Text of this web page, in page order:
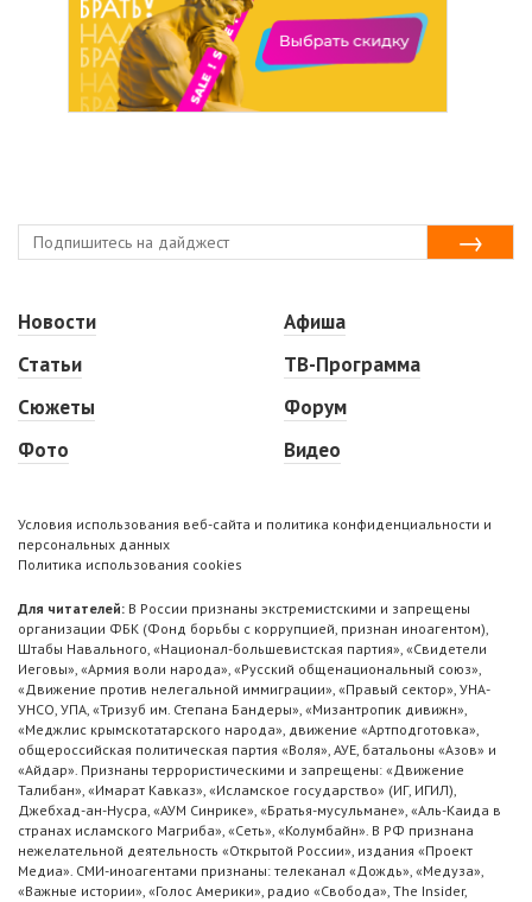
Новости
Статьи
Сюжеты
Фото
Афиша
ТВ-Программа
Форум
Видео
Условия использования веб-сайта и политика конфиденциальности и
персональных данных
Политика использования cookies
Для читателей: В России признаны экстремистскими и запрещены
организации ФБК (Фонд борьбы с коррупцией, признан иноагентом),
Штабы Навального, «Национал-большевистская партия», «Свидетели
Иеговы», «Армия воли народа», «Русский общенациональный союз»,
«Движение против нелегальной иммиграции», «Правый сектор», УНА-
УНСО, УПА, «Тризуб им. Степана Бандеры», «Мизантропик дивижн»,
«Меджлис крымскотатарского народа», движение «Артподготовка»,
общероссийская политическая партия «Воля», АУЕ, батальоны «Азов» и
«Айдар». Признаны террористическими и запрещены: «Движение
Талибан», «Имарат Кавказ», «Исламское государство» (ИГ, ИГИЛ),
Джебхад-ан-Нусра, «АУМ Синрике», «Братья-мусульмане», «Аль-Каида в
странах исламского Магриба», «Сеть», «Колумбайн». В РФ признана
нежелательной деятельность «Открытой России», издания «Проект
Медиа». СМИ-иноагентами признаны: телеканал «Дождь», «Медуза»,
«Важные истории», «Голос Америки», радио «Свобода», The Insider,